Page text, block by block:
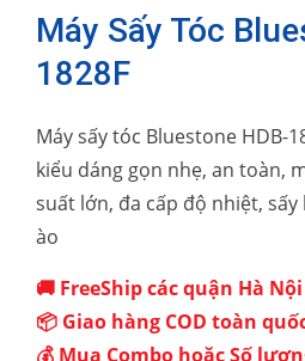
Máy Sấy Tóc
1828F
Máy sấy tóc Bluestone HDB-
kiểu dáng gọn nhẹ, an toàn,
suất lớn, đa cấp độ nhiệt,
ào
🚚 FreeShip các quận Hà Nội
📦 Giao hàng COD toàn
💰 Mua Combo hoặc Số